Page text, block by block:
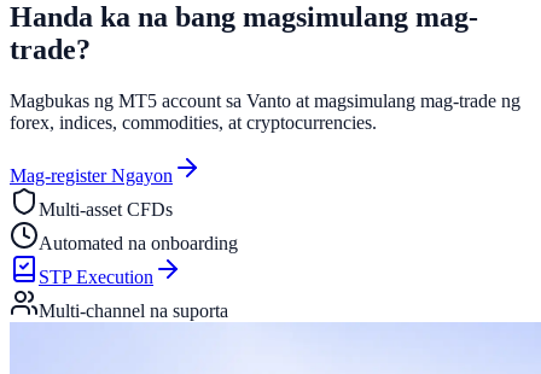
Handa ka na bang magsimulang mag-
trade?
Magbukas ng MT5 account sa Vanto at magsimulang mag-trade ng
forex, indices, commodities, at cryptocurrencies.
Mag-register Ngayon
Multi-asset CFDs
Automated na onboarding
STP Execution
Multi-channel na suporta